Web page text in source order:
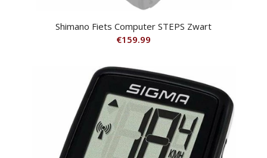
Shimano Fiets Computer STEPS Zwart
€159.99